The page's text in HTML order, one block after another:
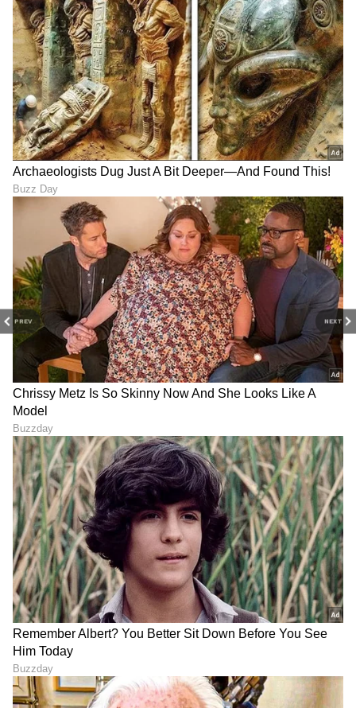
PREV NEXT
LATEST VIDEOS
ABOUT THE AUTHOR
CK Chethan Kumar
ಎಲೆಕ್ಟ್ರಾನಿಕ್, ಡಿಜಿಟಲ್ ಮಾಧ್ಯಮ ಸೇರಿ ಪತ್ರಿಕೋದ್ಯಮದಲ್ಲಿ 13
ವರ್ಷಗಳ ಅನುಭವ. ಊರು ಧರ್ಮಸ್ಥಳ. ಪತ್ರಿಕೋದ್ಯಮ
ಸ್ನಾತಕೋತ್ತರ ಪದವಿ ಪಡೆದಿದ್ದು ಉಜಿರೆ ಎಸ್‌ಡಿಎಂನಲ್ಲಿ. ಟಿವಿ9,
ಸ್ಟಾರ್ ಸ್ಪೋರ್ಟ್ಸ್‌ನಲ್ಲಿ ಕಾರ್ಯ ನಿರ್ವಹಿಸಿದ ಅನುಭವವಿದೆ.
ರಾಷ್ಟ್ರೀಯ, ಅಂತಾರಾಷ್ಟ್ರೀಯ, ಜಿಯೋ ಪಾಲಿಟಿಕ್ಸ್, ಆಟೋ, ಟೆಕ್,
ಸ್ಪೋರ್ಟ್ಸ್..ಏನೇ ಕೊಟ್ಟರೂ ಬರೆಯೋದು ನನ್ನ ಶಕ್ತಿ.
ಆರ್‌ಸಿಬಿ ಐಪಿಎಲ್ ಅಲ್ಲು ಅರ್ಜುನ್ ಕ್ರಿಕೆಟ್ ಮನರಂಜನಾ ಸುದ್ದಿ
ಕ್ರಿಕೆಟ್ ಮತ್ತು ಕ್ರೀಡಾ ಜಗತ್ತಿನ ( Sports News in
Kannada) ಕ್ಷಣಕ್ಷಣದ ಕನ್ನಡ ಸುದ್ದಿ ಅಪ್ಡೇಟ್‌ಗಳಿಗಾಗಿ
ಏಷ್ಯಾನೆಟ್ ಸುವರ್ಣ ನ್ಯೂಸ್‌ ಫಾಲೋ ಮಾಡಿ.IPL
Liveಸೇರಿದಂತೆ ಟೀಂ ಇಂಡಿಯಾದ ಬ್ರೇಕಿಂಗ್ ಸುದ್ದಿ
(Cricket News in Kannada), ವಿಶೇಷ ವರದಿಗಳು
ಮತ್ತು ನೇರ ಪ್ರಸಾರಗಳೊಂದಿಗೆ ಸಂಪೂರ್ಣ ಮಾಹಿತಿ